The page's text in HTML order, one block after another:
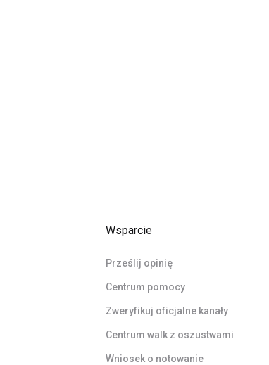
Wsparcie
Prześlij opinię
Centrum pomocy
Zweryfikuj oficjalne kanały
Centrum walk z oszustwami
Wniosek o notowanie